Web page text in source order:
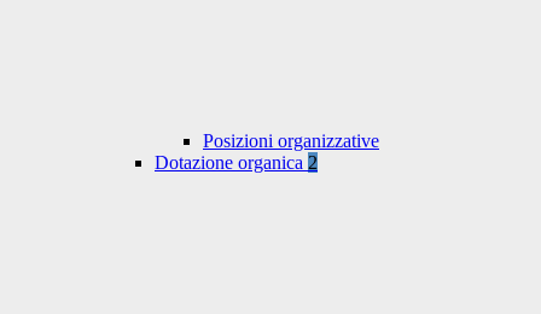
Posizioni organizzative
Dotazione organica 2